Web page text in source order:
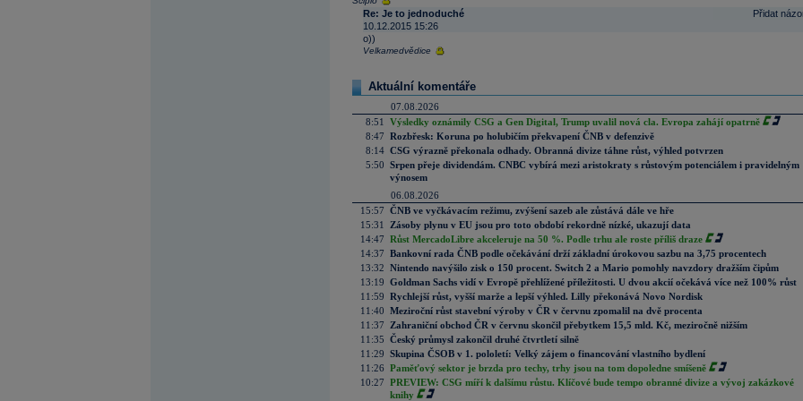
Přidat
Re: Je to jednoduché
10.12.2015 15:26
o))
Velkamedvědice
Aktuální komentáře
07.08.2026
8:51
Výsledky oznámily CSG a Gen Digital, Trump uvalil nová cla. Evropa zahájí opatrně
8:47 Rozbřesk: Koruna po holubičím překvapení ČNB v defenzivě
8:14 CSG výrazně překonala odhady. Obranná divize táhne růst, výhled potvrzen
5:50 Srpen přeje dividendám. CNBC vybírá mezi aristokraty s růstovým potenciálem i pravidelným
výnosem
06.08.2026
15:57 ČNB ve vyčkávacím režimu, zvýšení sazeb ale zůstává dále ve hře
15:31
Zásoby plynu v EU jsou pro toto období rekordně nízké, ukazují data
14:47 Růst MercadoLibre akceleruje na 50 %. Podle trhu ale roste příliš draze
14:37 Bankovní rada ČNB podle očekávání drží základní úrokovou sazbu na 3,75 procentech
13:32 Nintendo navýšilo zisk o 150 procent. Switch 2 a Mario pomohly navzdory dražším čipům
13:19 Goldman Sachs vidí v Evropě přehlížené příležitosti. U dvou akcií očekává více než 100% růst
11:59 Rychlejší růst, vyšší marže a lepší výhled. Lilly překonává Novo Nordisk
11:40 Meziroční růst stavební výroby v ČR v červnu zpomalil na dvě procenta
11:37
Zahraniční obchod ČR v červnu skončil přebytkem 15,5 mld. Kč, meziročně nižším
11:35 Český průmysl zakončil druhé čtvrtletí silně
11:29 Skupina ČSOB v 1. pololetí: Velký zájem o financování vlastního bydlení
11:26 Paměťový sektor je brzda pro techy, trhy jsou na tom dopoledne smíšeně
10:27 PREVIEW: CSG míří k dalšímu růstu. Klíčové bude tempo obranné divize a vývoj zakázkové
knihy